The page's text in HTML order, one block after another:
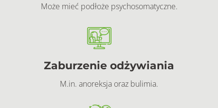
Może mieć podłoże psychosomatyczne.
Zaburzenie odżywiania
M.in. anoreksja oraz bulimia.